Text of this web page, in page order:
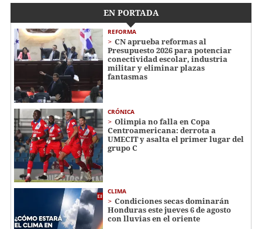
EN PORTADA
REFORMA
CN aprueba reformas al
Presupuesto 2026 para potenciar
conectividad escolar, industria
militar y eliminar plazas
fantasmas
CRÓNICA
Olimpia no falla en Copa
Centroamericana: derrota a
UMECIT y asalta el primer lugar del
grupo C
CLIMA
Condiciones secas dominarán
Honduras este jueves 6 de agosto
con lluvias en el oriente